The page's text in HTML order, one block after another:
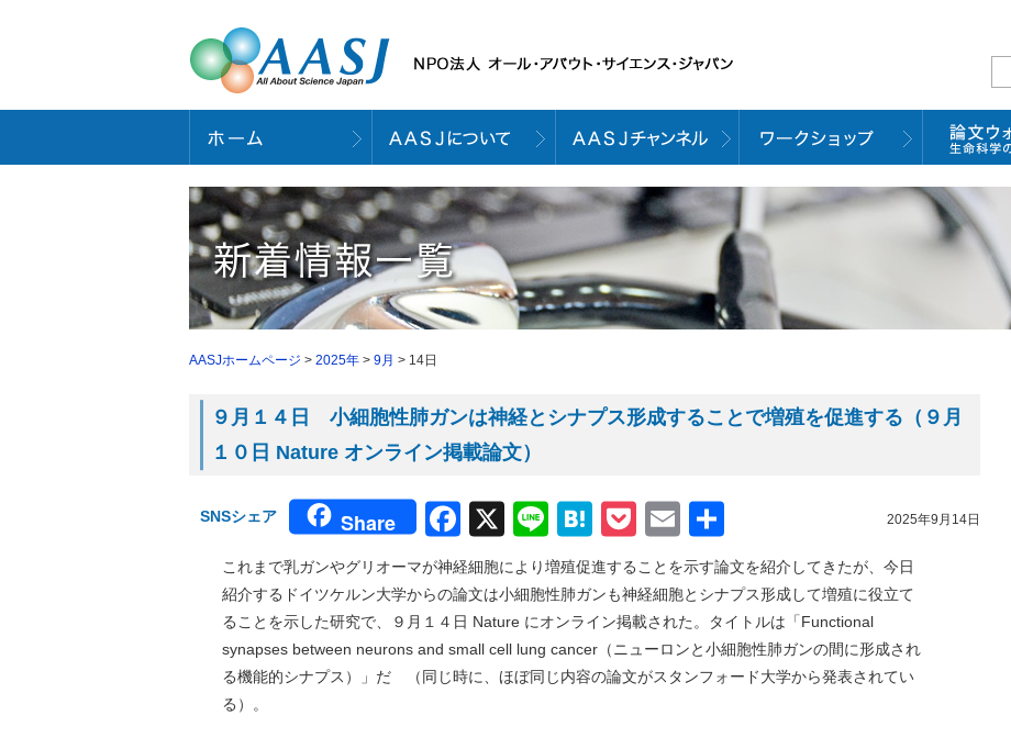
AASJホームページ > 2025年 > 9月 > 14日
９月１４日 小細胞性肺ガンは神経とシナプス形成することで増殖を促進する（９月
１０日 Nature オンライン掲載論文）
2025年9月14日
SNSシェア Share Facebook
X LineHatena
Pocket
Email
有
これまで乳ガンやグリオーマが神経細胞により増殖促進することを示す論文を紹介してきたが、今日
紹介するドイツケルン大学からの論文は小細胞性肺ガンも神経細胞とシナプス形成して増殖に役立て
ることを示した研究で、９月１４日 Nature にオンライン掲載された。タイトルは「Functional
synapses between neurons and small cell lung cancer（ニューロンと小細胞性肺ガンの間に形成され
る機能的シナプス）」だ （同じ時に、ほぼ同じ内容の論文がスタンフォード大学から発表されてい
る）。